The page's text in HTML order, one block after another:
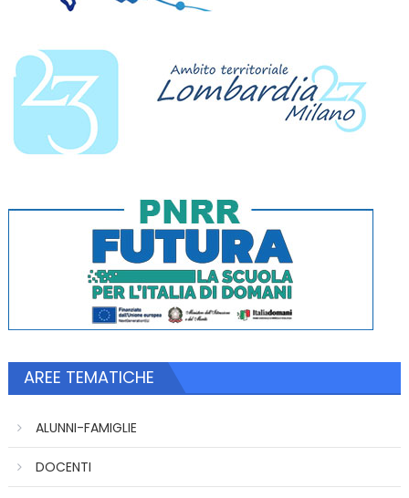
AREE TEMATICHE
ALUNNI-FAMIGLIE
DOCENTI